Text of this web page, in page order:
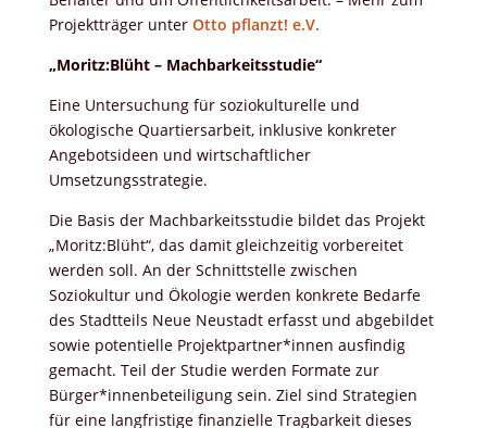
Projektträger unter Otto pflanzt! e.V.
„Moritz:Blüht – Machbarkeitsstudie“
Eine Untersuchung für soziokulturelle und
ökologische Quartiersarbeit, inklusive konkreter
Angebotsideen und wirtschaftlicher
Umsetzungsstrategie.
Die Basis der Machbarkeitsstudie bildet das Projekt
„Moritz:Blüht“, das damit gleichzeitig vorbereitet
werden soll. An der Schnittstelle zwischen
Soziokultur und Ökologie werden konkrete Bedarfe
des Stadtteils Neue Neustadt erfasst und abgebildet
sowie potentielle Projektpartner*innen ausfindig
gemacht. Teil der Studie werden Formate zur
Bürger*innenbeteiligung sein. Ziel sind Strategien
für eine langfristige finanzielle Tragbarkeit dieses